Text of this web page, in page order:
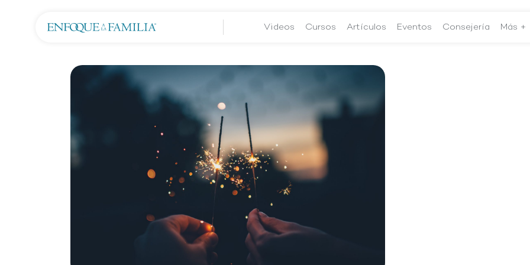
Videos Cursos Artículos Eventos Consejería Más +